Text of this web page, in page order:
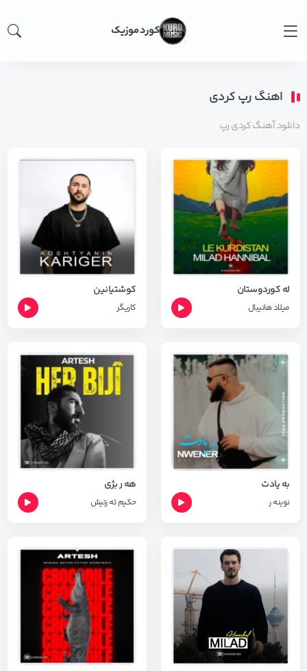
کورد موزیک
اهنگ رپ کردی
دانلود آهنگ کردی رپ
له کوردوستان
میلاد هانیبال
کوشتیانین
کاریگر
به یادت
نوینه ر
هه ر بژی
حکیم ئه رتیش